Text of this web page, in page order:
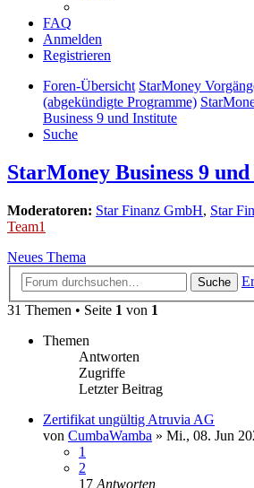
FAQ
Anmelden
Registrieren
Foren-Übersicht StarMoney
(abgekündigte Programme)
Business 9 und Institute
Suche
StarMoney Business 9
Moderatoren: Star Finanz GmbH, Star
Team1
Neues Thema
Suche
31 Themen • Seite 1 von 1
Themen
Antworten
Zugriffe
Letzter Beitrag
Zertifikat ungültig Atruvia AG
von CumbaWamba » Mi., 08. Jun
1
2
17 Antworten